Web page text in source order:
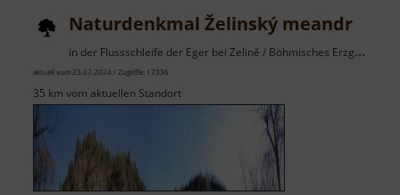
Naturdenkmal Želinský meandr
in der Flussschleife der Eger bei Zelině / Böhmisches Erzgebirge
aktuell vom 23.07.2024 / Zugriffe: 17336
35 km vom aktuellen Standort